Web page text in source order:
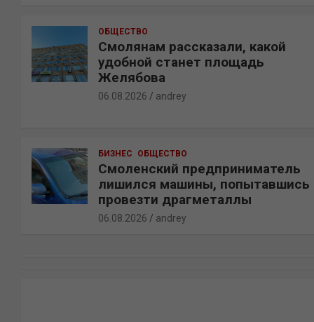
ОБЩЕСТВО
Смолянам рассказали, какой
удобной станет площадь
Желябова
06.08.2026 andrey
БИЗНЕС ОБЩЕСТВО
Смоленский предприниматель
лишился машины, попытавшись
провезти драгметаллы
06.08.2026 andrey